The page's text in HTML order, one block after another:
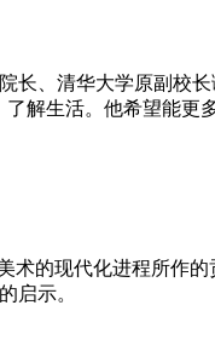
、清华大学原副校
解生活。他希望能更
术的现代化进程所作
启示。